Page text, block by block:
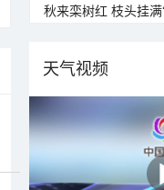
秋来栾树红 枝头挂满
天气视频